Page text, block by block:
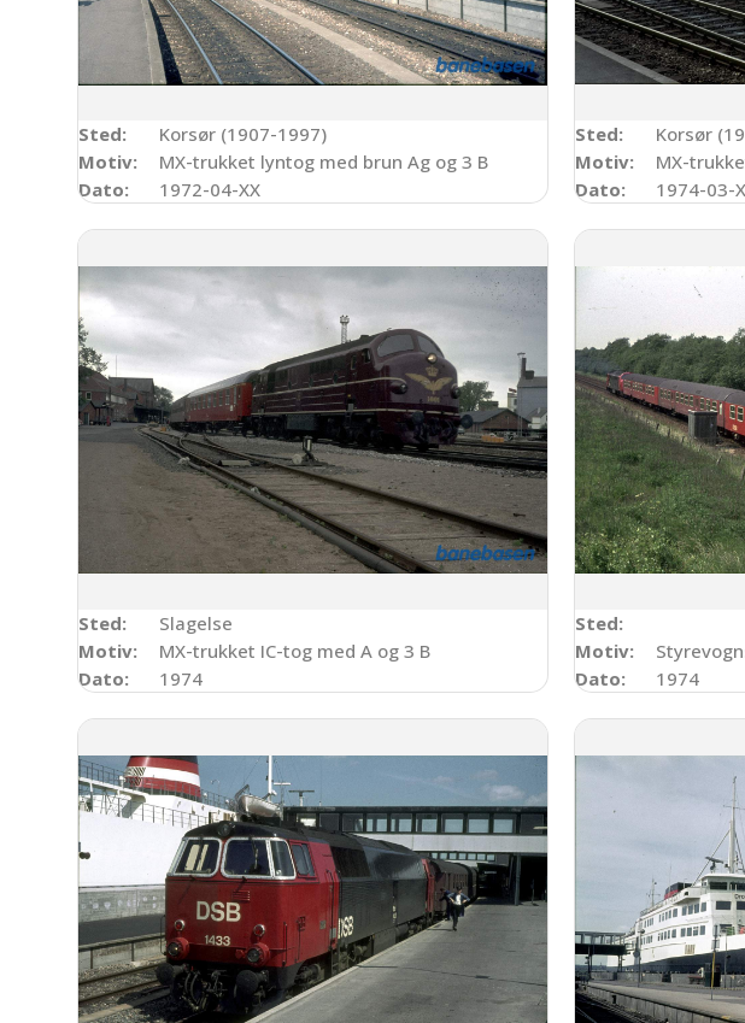
Sted:
Korsør (1907-1997)
Motiv:
MX-trukket lyntog med brun Ag og 3 B
Dato:
1972-04-XX
Sted:
Korsør
Motiv:
MX-
Dato:
1974-03-
Sted:
Slagelse
Motiv:
MX-trukket IC-tog med A og 3 B
Dato:
1974
Sted:
Motiv:
Dato:
1974